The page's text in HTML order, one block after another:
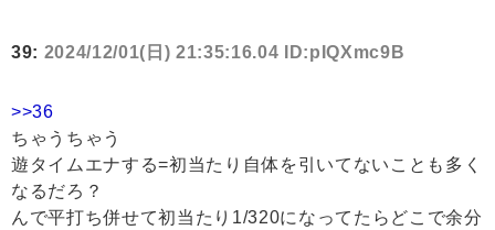
39: 2024/12/01(日) 21:35:16.04 ID:pIQXmc9B
>>36
ちゃうちゃう
遊タイムエナする=初当たり自体を引いてないことも多く
なるだろ？
んで平打ち併せて初当たり1/320になってたらどこで余分